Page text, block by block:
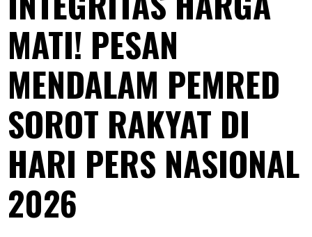
MATI! PESAN
MENDALAM PEMRED
SOROT RAKYAT DI
HARI PERS NASIONAL
2026